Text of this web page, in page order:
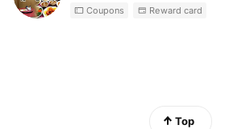
Coupons Reward card
Top